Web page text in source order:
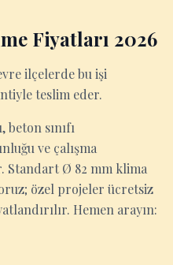
Fiyatları 2026
ilçelerde bu işi
teslim eder.
sınıfı
ve çalışma
Standart Ø 82 mm klima
özel projeler ücretsiz
Hemen arayın: